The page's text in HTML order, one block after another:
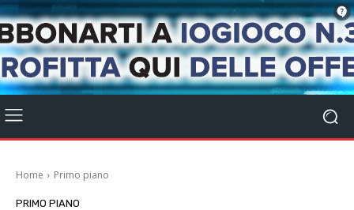
Home Primo piano
PRIMO PIANO